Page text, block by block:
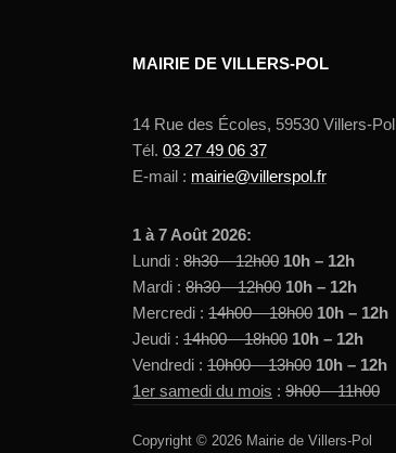
MAIRIE DE VILLERS-POL
14 Rue des Écoles, 59530 Villers-Pol
Tél. 03 27 49 06 37
E-mail : mairie@villerspol.fr
1 à 7 Août 2026:
Lundi : 8h30 – 12h00 10h – 12h
Mardi : 8h30 – 12h00 10h – 12h
Mercredi : 14h00 – 18h00 10h – 12h
Jeudi : 14h00 – 18h00 10h – 12h
Vendredi : 10h00 – 13h00 10h – 12h
1er samedi du mois : 9h00 – 11h00
Copyright © 2026 Mairie de Villers-Pol